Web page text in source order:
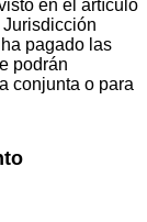
en el artículo
pagado las
podrán
conjunta o para